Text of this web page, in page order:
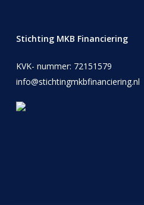
Stichting MKB Financiering
KVK- nummer: 72151579
info@stichtingmkbfinanciering.nl